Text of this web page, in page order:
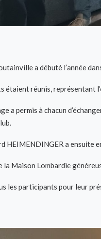
a débuté l’année
étaient réunis, représentant
a permis à chacun
HEIMENDINGER a ensuite
la Maison Lombardie
les participants pour leur